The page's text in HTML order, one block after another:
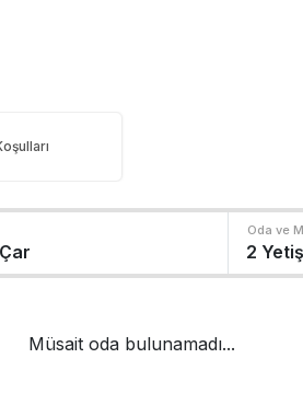
Oda ve
Müsait oda bulunamadı...